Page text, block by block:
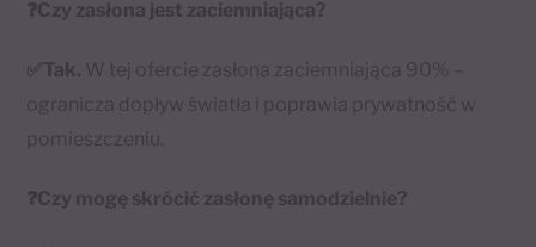
❓Czy zasłona jest zaciemniająca?
✅Tak. W tej ofercie zasłona zaciemniająca 90% –
ogranicza dopływ światła i poprawia prywatność w
pomieszczeniu.
❓Czy mogę skrócić zasłonę samodzielnie?